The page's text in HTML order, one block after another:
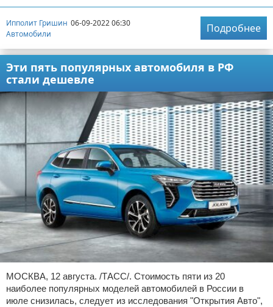
Ипполит Гришин 06-09-2022 06:30
Автомобили
Подробнее
Эти пять популярных автомобиля в РФ
стали дешевле
МОСКВА, 12 августа. /ТАСС/. Стоимость пяти из 20
наиболее популярных моделей автомобилей в России в
июле снизилась, следует из исследования "Открытия Авто",